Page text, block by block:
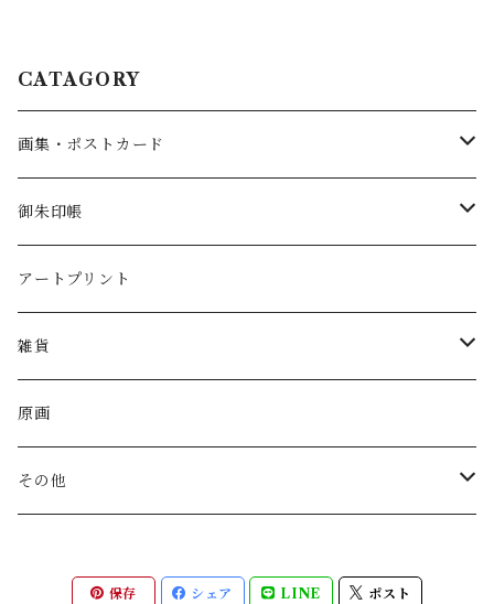
CATAGORY
画集・ポストカード
画集
ポストカード
ポストカード(単体)
御朱印帳
御朱印帳(見開きサイズ)
御朱印帳(大判サイズ)
アートプリント
雑貨
スマホケース
ハンカチ
原画
その他
保存 シェア LINE ポスト